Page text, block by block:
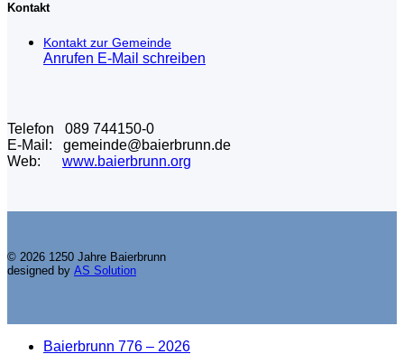
Kontakt
Kontakt zur Gemeinde
Anrufen E-Mail schreiben
Telefon 089 744150-0
E-Mail: gemeinde@baierbrunn.de
Web: www.baierbrunn.org
© 2026 1250 Jahre Baierbrunn
designed by AS Solution
Baierbrunn 776 – 2026